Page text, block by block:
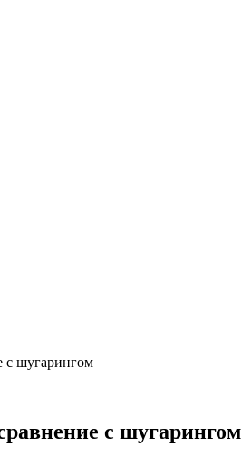
с шугарингом
с шугарингом